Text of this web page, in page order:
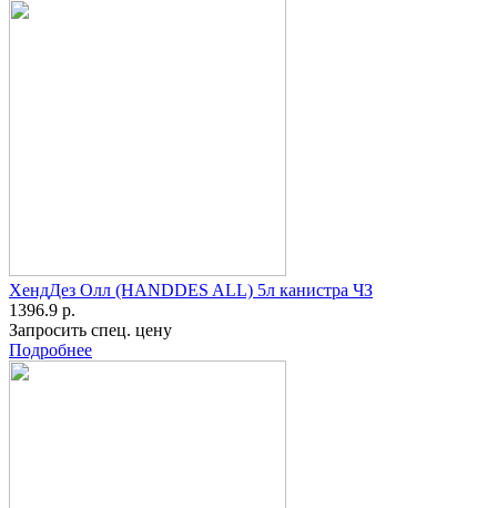
ХендДез Олл (HANDDES ALL) 5л канистра ЧЗ
1396.9 р.
Запросить спец. цену
Подробнее